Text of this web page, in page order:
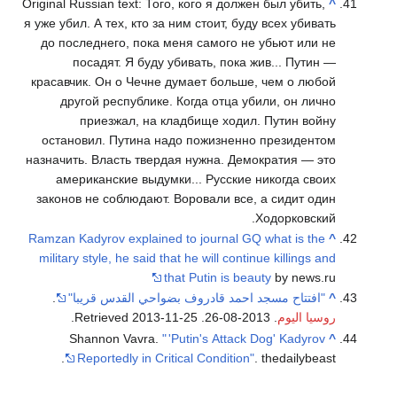
^
Original Russian text: Того, кого я должен был убить,
я уже убил. А тех, кто за ним стоит, буду всех убивать
до последнего, пока меня самого не убьют или не
посадят. Я буду убивать, пока жив... Путин —
красавчик. Он о Чечне думает больше, чем о любой
другой республике. Когда отца убили, он лично
приезжал, на кладбище ходил. Путин войну
остановил. Путина надо пожизненно президентом
назначить. Власть твердая нужна. Демократия — это
американские выдумки... Русские никогда своих
законов не соблюдают. Воровали все, а сидит один
Ходорковский.
^
Ramzan Kadyrov explained to journal GQ what is the
military style, he said that he will continue killings and
that Putin is beauty by news.ru
^ "افتتاح مسجد احمد قادروف بضواحي القدس قريبا"
.
روسيا اليوم. 2013-08-26
. Retrieved
2013-11-25
.
^
Shannon Vavra."'Putin's Attack Dog' Kadyrov
Reportedly in Critical Condition" . thedailybeast.